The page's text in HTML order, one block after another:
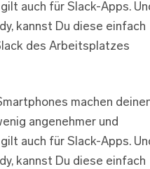
auch für Slack-Apps.
kannst Du diese einfach
des Arbeitsplatzes
machen
angenehmer und
auch für Slack-Apps.
kannst Du diese einfach